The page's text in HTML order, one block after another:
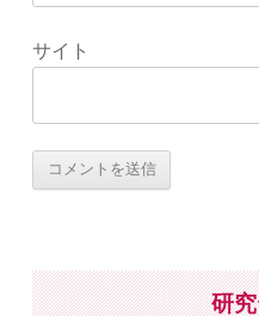
サイト
研